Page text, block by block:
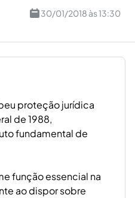
30/01/2018 às 13:30
proteção jurídica
de 1988,
fundamental de
função essencial na
ao dispor sobre